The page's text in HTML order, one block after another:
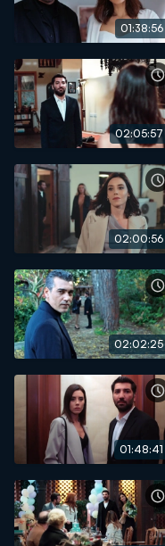
01:38:56
02:05:57
02:00:56
02:02:25
01:48:41